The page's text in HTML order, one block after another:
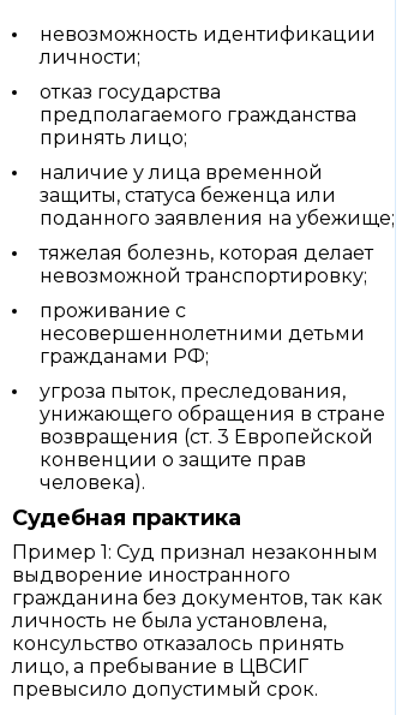
невозможность идентификации
личности;
отказ государства
предполагаемого гражданства
принять лицо;
наличие у лица временной
защиты, статуса беженца или
поданного заявления на убежище;
тяжелая болезнь, которая делает
невозможной транспортировку;
проживание с
несовершеннолетними детьми
гражданами РФ;
угроза пыток, преследования,
унижающего обращения в стране
возвращения (ст. 3 Европейской
конвенции о защите прав
человека).
Судебная практика
Пример 1: Суд признал незаконным
выдворение иностранного
гражданина без документов, так как
личность не была установлена,
консульство отказалось принять
лицо, а пребывание в ЦВСИГ
превысило допустимый срок.